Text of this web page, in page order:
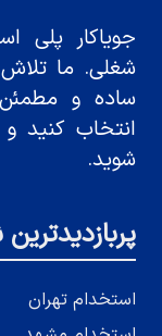
جویاکار پلی
شغلی. ما تلاش
ساده و
انتخاب کنید
شوید.
استخدام تهران